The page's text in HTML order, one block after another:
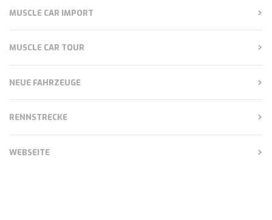
MUSCLE CAR IMPORT
MUSCLE CAR TOUR
NEUE FAHRZEUGE
RENNSTRECKE
WEBSEITE